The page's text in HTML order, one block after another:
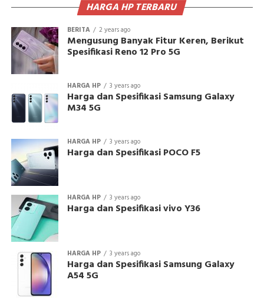
HARGA HP TERBARU
BERITA 2 years ago
Mengusung Banyak Fitur Keren, Berikut
Spesifikasi Reno 12 Pro 5G
HARGA HP 3 years ago
Harga dan Spesifikasi Samsung Galaxy
M34 5G
HARGA HP 3 years ago
Harga dan Spesifikasi POCO F5
HARGA HP 3 years ago
Harga dan Spesifikasi vivo Y36
HARGA HP 3 years ago
Harga dan Spesifikasi Samsung Galaxy
A54 5G